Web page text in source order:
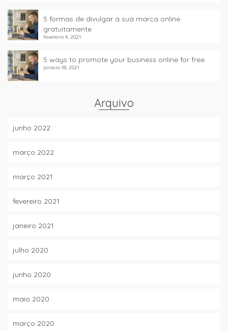
5 formas de divulgar a sua marca online
gratuitamente
fevereiro 4, 2021
5 ways to promote your business online for free
janeiro 18, 2021
Arquivo
junho 2022
março 2022
março 2021
fevereiro 2021
janeiro 2021
julho 2020
junho 2020
maio 2020
março 2020